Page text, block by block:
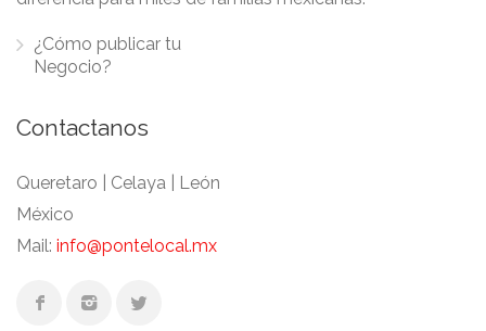
¿Cómo publicar tu
Negocio?
Contactanos
Queretaro | Celaya | León
México
Mail: info@pontelocal.mx